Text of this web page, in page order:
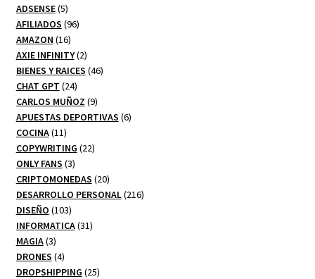
ADSENSE 55
productos
AFILIADOS 9696
AMAZON 1616
productos
AXIE INFINITY 22
productos
BIENES Y RAICES 4646
CHAT GPT 2424
productos
CARLOS MUÑOZ 99
productos
APUESTAS DEPORTIVAS 66
COCINA 1111
productos
COPYWRITING 2222
ONLY FANS 33
productos
CRIPTOMONEDAS 2020
productos
DESARROLLO PERSONAL 216216
DISEÑO 103103
productos
INFORMATICA 3131
MAGIA 33
productos
DRONES 44
productos
DROPSHIPPING 2525